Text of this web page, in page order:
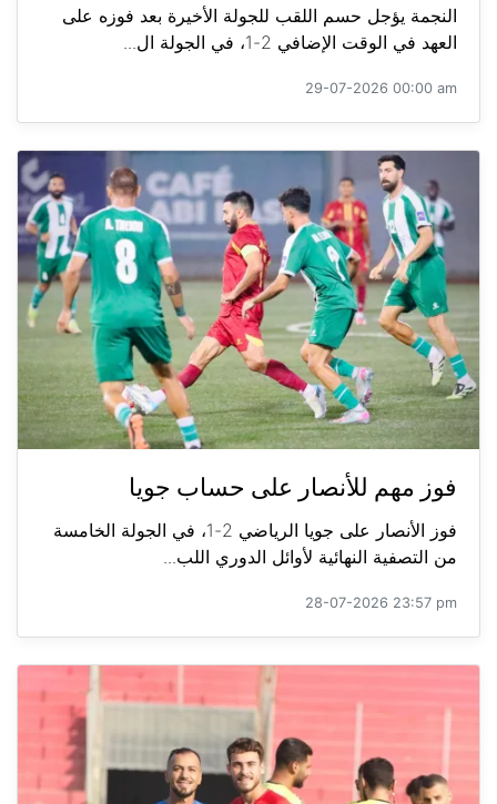
النجمة يؤجل حسم اللقب للجولة الأخيرة بعد فوزه على
العهد في الوقت الإضافي 2-1، في الجولة ال...
29-07-2026 00:00 am
فوز مهم للأنصار على حساب جويا
فوز الأنصار على جويا الرياضي 2-1، في الجولة الخامسة
من التصفية النهائية لأوائل الدوري اللب...
28-07-2026 23:57 pm